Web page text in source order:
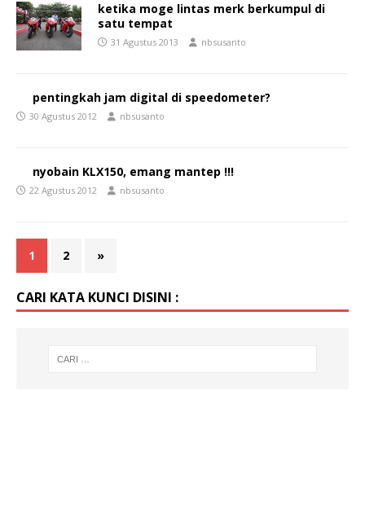
ketika moge lintas merk berkumpul di
satu tempat
31 Agustus 2013 nbsusanto
pentingkah jam digital di speedometer?
30 Agustus 2012 nbsusanto
nyobain KLX150, emang mantep !!!
22 Agustus 2012 nbsusanto
1 2 »
CARI KATA KUNCI DISINI :